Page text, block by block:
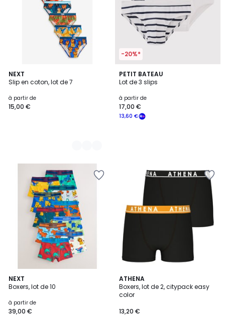
NEXT
Slip en coton, lot de 7
à partir de
15,00 €
3
Couleurs
-20%*
PETIT BATEAU
Lot de 3 slips
à partir de
13,60 €
17,00 €
NEXT
Boxers, lot de 10
à partir de
39,00 €
7
Couleurs
ATHENA
Boxers, lot de 2, citypack easy
color
13,20 €
2
Couleurs